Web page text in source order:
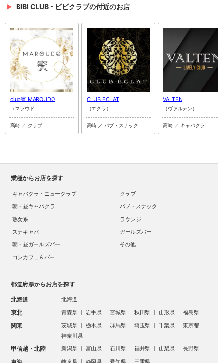
BIBI CLUB - ビビクラブの付近のお店
club賓 MAROUDO
（マラウド）
高崎 ／ クラブ
CLUB ECLAT
（エクラ）
高崎 ／ パブ・スナック
VALTEN
（ヴァルテン）
高崎 ／ キャバクラ
業種からお店を探す
キャバクラ・ニュークラブ
クラブ
朝・昼キャバクラ
パブ・スナック
熟女系
ラウンジ
スナキャバ
ガールズバー
朝・昼ガールズバー
その他
コンカフェ＆バー
都道府県からお店を探す
北海道 北海道
東北 青森県 岩手県 宮城県 秋田県 山形県 福島県
関東 茨城県 栃木県 群馬県 埼玉県 千葉県
東京都
神奈川県
甲信越・北陸 新潟県 富山県 石川県 福井県 山梨県 長野県
岐阜県 静岡県 愛知県 三重県